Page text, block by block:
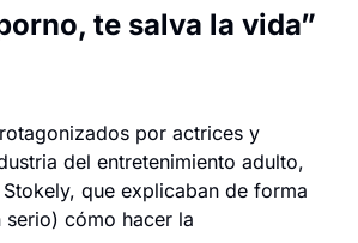
te salva la vida”
por actrices y
del entretenimiento adulto,
que explicaban de forma
cómo hacer la